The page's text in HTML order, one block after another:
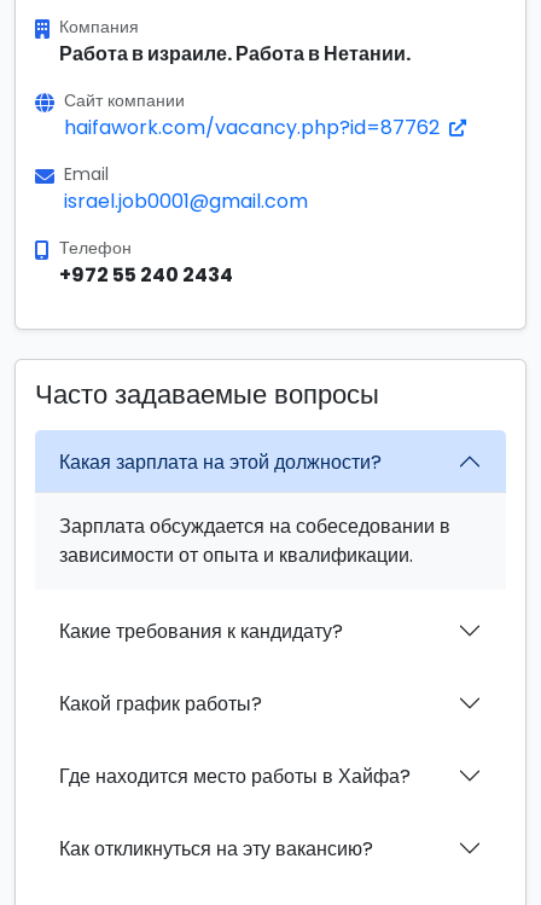
Компания
Работа в израиле. Работа в Нетании.
Сайт компании
haifawork.com/vacancy.php?id=87762
Email
israel.job0001@gmail.com
Телефон
+972 55 240 2434
Часто задаваемые вопросы
Какая зарплата на этой должности?
Зарплата обсуждается на собеседовании в
зависимости от опыта и квалификации.
Какие требования к кандидату?
Какой график работы?
Где находится место работы в Хайфа?
Как откликнуться на эту вакансию?